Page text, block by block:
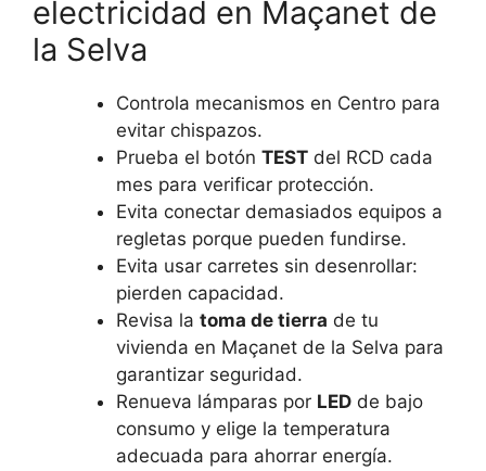
electricidad en Maçanet de
la Selva
Controla mecanismos en Centro para
evitar chispazos.
Prueba el botón TESTdel RCD cada
mes para verificar protección.
Evita conectar demasiados equipos a
regletas porque pueden fundirse.
Evita usar carretes sin desenrollar:
pierden capacidad.
Revisa la toma de tierra de tu
vivienda en Maçanet de la Selva para
garantizar seguridad.
Renueva lámparas por LEDde bajo
consumo y elige la temperatura
adecuada para ahorrar energía.